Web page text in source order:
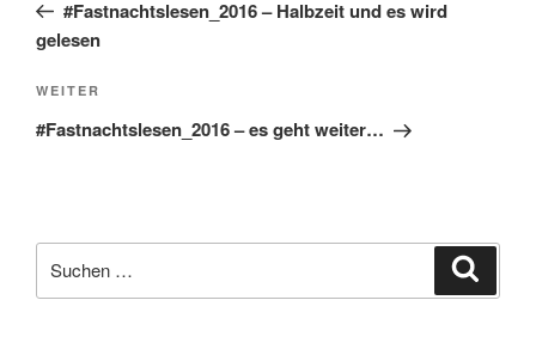
#Fastnachtslesen_2016 – Halbzeit und es wird
gelesen
Nächster
Beitrag
WEITER
#Fastnachtslesen_2016 – es geht weiter…
nach: